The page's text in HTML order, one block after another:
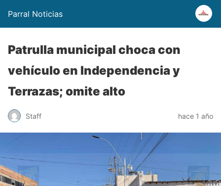
Parral Noticias
Patrulla municipal choca con
vehículo en Independencia y
Terrazas; omite alto
Staff hace 1 año